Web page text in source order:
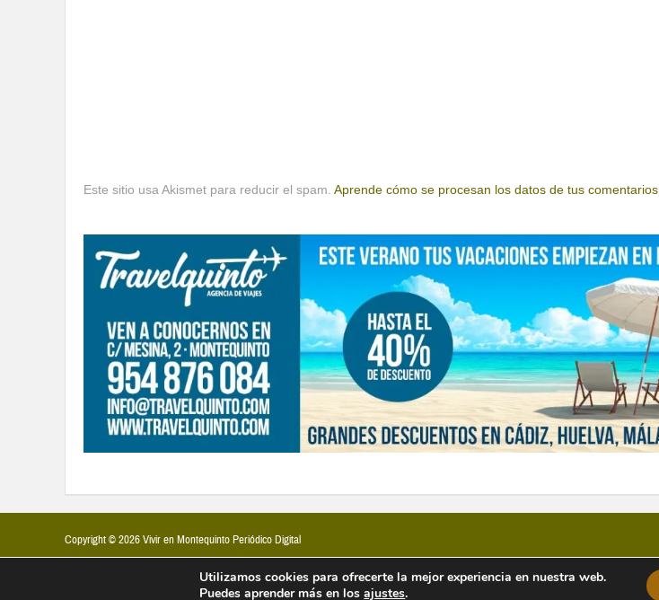
Este sitio usa Akismet para reducir el spam. Aprende cómo se procesan los datos de tus comentarios.
Copyright © 2026 Vivir en Montequinto Periódico Digital
Utilizamos cookies para ofrecerte la mejor experiencia en nuestra web.
Puedes aprender más en losajustes.